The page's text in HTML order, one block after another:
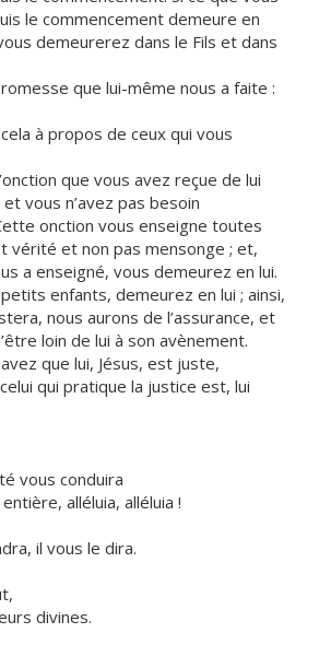
le commencement demeure en
demeurerez dans le Fils et dans
que lui-même nous a faite :
à propos de ceux qui vous
que vous avez reçue de lui
vous n’avez pas besoin
onction vous enseigne toutes
vérité et non pas mensonge ; et,
a enseigné, vous demeurez en lui.
enfants, demeurez en lui ; ainsi,
nous aurons de l’assurance, et
loin de lui à son avènement.
que lui, Jésus, est juste,
qui pratique la justice est, lui
vous conduira
alléluia, alléluia !
il vous le dira.
divines.